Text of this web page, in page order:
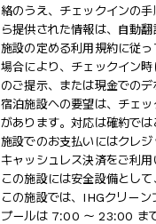
絡のうえ、チェックインの
ら提供された情報は、自動
施設の定める利用規約に従
場合により、チェックイン
のご提示、または現金での
宿泊施設への要望は、チェ
があります。対応は確約で
施設でのお支払いにはクレ
キャッシュレス決済をご利
この施設には安全設備とし
この施設では、IHGクリー
プールは 7:00 ～ 23:00 まで